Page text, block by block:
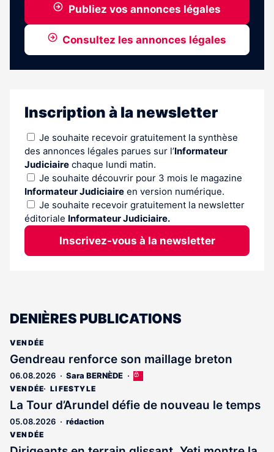
Publiez vos annonces légales
Consultez les annonces légales
Inscription à la newsletter
Je souhaite recevoir gratuitement la synthèse
des annonces légales parues sur l’Informateur
Judiciaire chaque lundi matin.
Je souhaite découvrir pour 3 mois le magazine
Informateur Judiciaire en version numérique.
Je souhaite recevoir gratuitement la newsletter
éditoriale Informateur Judiciaire.
Inscrivez-vous à la newsletter
DENIÈRES PUBLICATIONS
VENDÉE
Gendreau renforce son maillage breton
06.08.2026 Sara BERNÈDE
Cet
réservé
VENDÉE LIFESTYLE
La Tour d’Arundel défie de nouveau le temps
05.08.2026 rédaction
VENDÉE